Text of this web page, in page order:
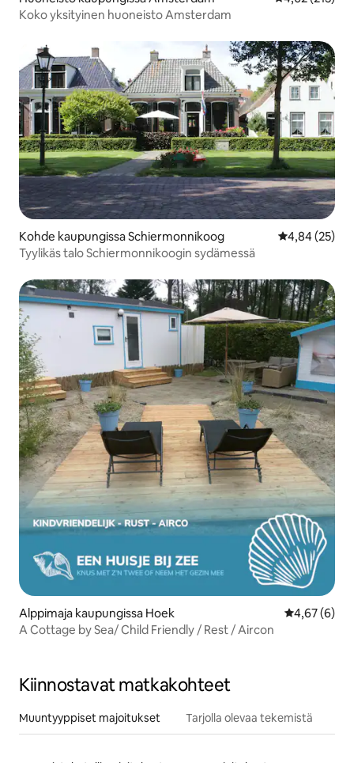
Koko yksityinen huoneisto Amsterdam
Kohde kaupungissa Schiermonnikoog
4,84 (25)
Tyylikäs talo Schiermonnikoogin sydämessä
Alppimaja kaupungissa Hoek
4,67 (6)
A Cottage by Sea/ Child Friendly / Rest / Aircon
Kiinnostavat matkakohteet
Muuntyyppiset majoitukset Tarjolla olevaa tekemistä